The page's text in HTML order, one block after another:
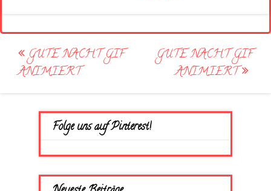
Post
navigation
GUTE NACHT GIF
ANIMIERT
GUTE NACHT GIF
ANIMIERT
Folge uns auf Pinterest!